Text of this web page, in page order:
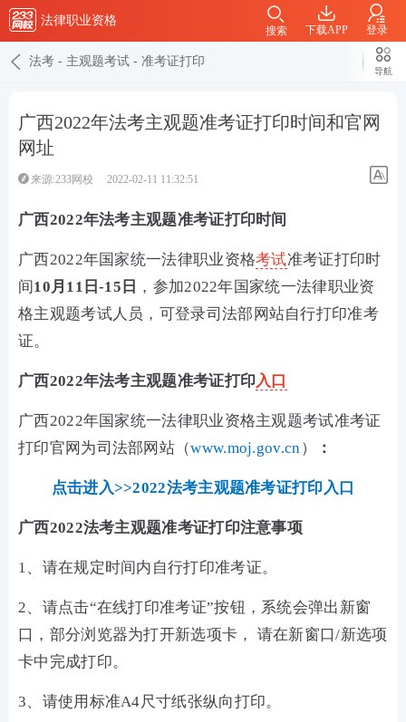
法律职业资格
下载APP 登录
搜索
法考 - 主观题考试 - 准考证打印
导航
广西2022年法考主观题准考证打印时间和官网
网址
来源:233网校 2022-02-11 11:32:51
广西2022年法考主观题准考证打印时间
广西2022年国家统一法律职业资格考试准考证打印时
间10月11日-15日 ， 参加2022年国家统一法律职业资
格主观题考试人员，可登录司法部网站自行打印准考
证。
广西2022年法考主观题准考证打印入口
广西2022年国家统一法律职业资格主观题考试准考证
打印官网为司法部网站（www.moj.gov.cn） ：
点击进入>>2022法考主观题准考证打印入口
广西2022法考主观题准考证打印注意事项
1、请在规定时间内自行打印准考证。
2、请点击“在线打印准考证”按钮，系统会弹出新窗
口，部分浏览器为打开新选项卡， 请在新窗口/新选项
卡中完成打印。
3、请使用标准A4尺寸纸张纵向打印。